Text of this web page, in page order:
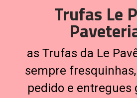
Trufas Le
as Trufas da Le
sempre
pedido e entregues